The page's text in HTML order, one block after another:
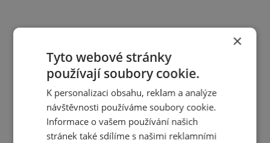
×
Tyto webové stránky
používají soubory cookie.
K personalizaci obsahu, reklam a analýze
návštěvnosti používáme soubory cookie.
Informace o vašem používání našich
stránek také sdílíme s našimi reklamními